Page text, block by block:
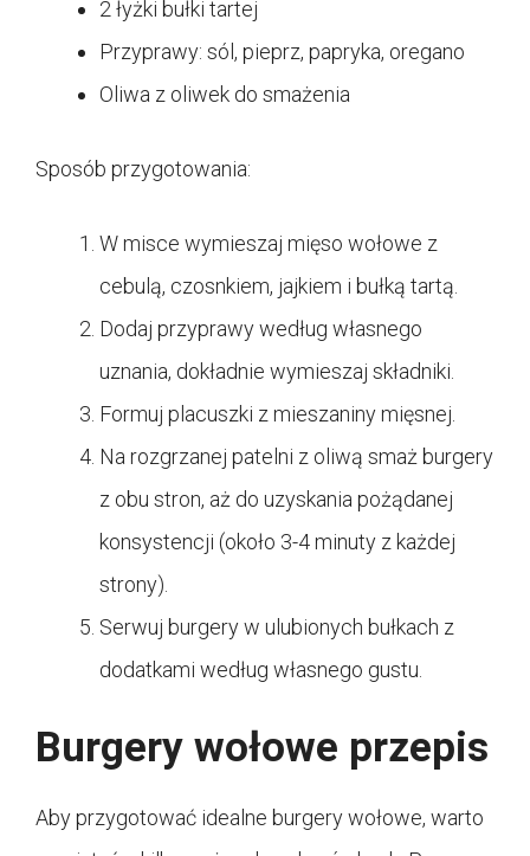
2 łyżki bułki tartej
Przyprawy: sól, pieprz, papryka, oregano
Oliwa z oliwek do smażenia
Sposób przygotowania:
W misce wymieszaj mięso wołowe z
cebulą, czosnkiem, jajkiem i bułką tartą.
Dodaj przyprawy według własnego
uznania, dokładnie wymieszaj składniki.
Formuj placuszki z mieszaniny mięsnej.
Na rozgrzanej patelni z oliwą smaż burgery
z obu stron, aż do uzyskania pożądanej
konsystencji (około 3-4 minuty z każdej
strony).
Serwuj burgery w ulubionych bułkach z
dodatkami według własnego gustu.
Burgery wołowe przepis
Aby przygotować idealne burgery wołowe, warto